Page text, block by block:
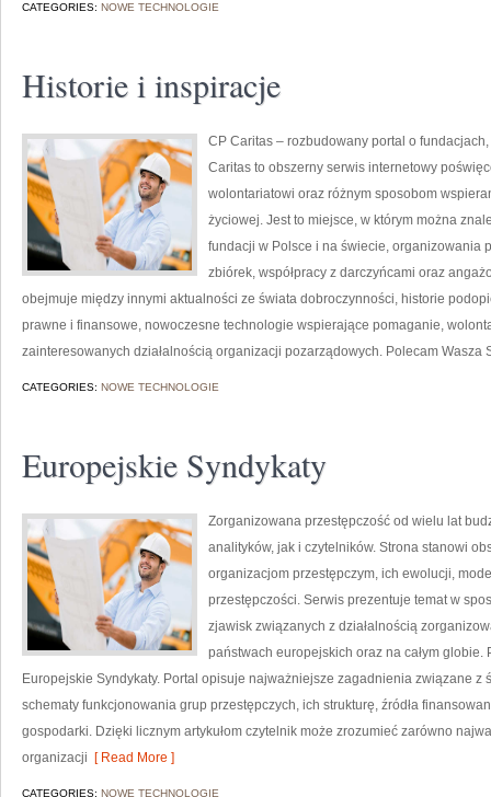
CATEGORIES: NOWE TECHNOLOGIE
Historie i inspiracje
CP Caritas – rozbudowany portal o
Caritas to obszerny serwis internetowy
wolontariatowi oraz różnym sposobom
życiowej. Jest to miejsce, w którym można
fundacji w Polsce i na świecie, organizowania
zbiórek, współpracy z darczyńcami oraz
obejmuje między innymi aktualności ze świata dobroczynności, historie
prawne i finansowe, nowoczesne technologie wspierające pomaganie,
zainteresowanych działalnością organizacji pozarządowych. Polecam Wasza
CATEGORIES: NOWE TECHNOLOGIE
Europejskie Syndykaty
Zorganizowana przestępczość od wielu lat
analityków, jak i czytelników. Strona stanowi
organizacjom przestępczym, ich ewolucji,
przestępczości. Serwis prezentuje temat w
zjawisk związanych z działalnością
państwach europejskich oraz na całym
Europejskie Syndykaty. Portal opisuje najważniejsze zagadnienia związane z
schematy funkcjonowania grup przestępczych, ich strukturę, źródła
gospodarki. Dzięki licznym artykułom czytelnik może zrozumieć zarówno
organizacji [ Read More ]
CATEGORIES: NOWE TECHNOLOGIE